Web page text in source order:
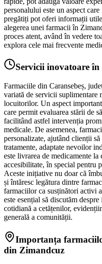
personalului este un aspect
pregătiți pot oferi informații
alegerea unei farmacii în
proces atent, având în vedere
explora cele mai frecvente
Servicii inovatoare
Farmaciile din Caransebeș,
variată de servicii suplimentare
locuitorilor. Un aspect
care permit evaluarea stării de
facilitând astfel intervenția
medicale. De asemenea,
personalizate, ajutând clienții
tratamente, adaptate nevoilor
este livrarea de medicamente
accesibilitate, în special pentru
Aceste inițiative nu doar că
și întăresc legătura dintre
farmaciilor ca susținători activi
este esențial să discutăm
cotidiană a cetățenilor,
generală a comunității.
Importanța
din Zimandcuz